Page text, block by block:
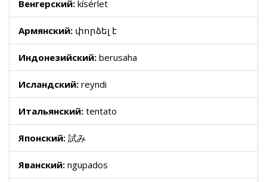
Венгерский: kísérlet
Армянский: փորձել է
Индонезийский: berusaha
Исландский: reyndi
Итальянский: tentato
Японский: 試み
Яванский: ngupados